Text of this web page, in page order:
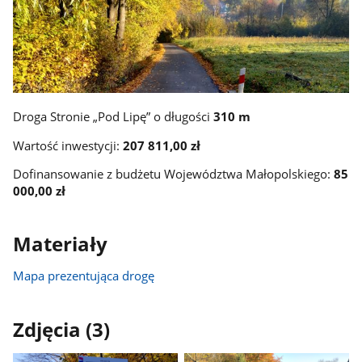
Droga Stronie „Pod Lipę” o długości 310 m
Wartość inwestycji: 207 811,00 zł
Dofinansowanie z budżetu Województwa Małopolskiego: 85
000,00 zł
Materiały
Mapa prezentująca drogę
Zdjęcia (3)